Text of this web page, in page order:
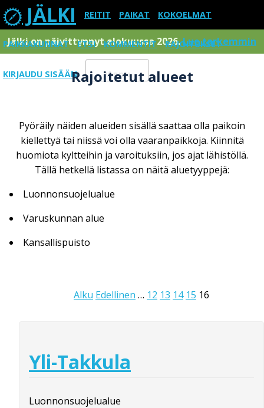
JÄLKI REITIT PAIKAT KOKOELMAT
PAIKKAKUNNAT ETSI KOMMENTIT RAJOITUKSET
KIRJAUDU SISÄÄN Menu
Jälki on päivittynnyt elokuussa 2026.Lue tarkemmin
Rajoitetut alueet
Pyöräily näiden alueiden sisällä saattaa olla paikoin
kiellettyä tai niissä voi olla vaaranpaikkoja. Kiinnitä
huomiota kyltteihin ja varoituksiin, jos ajat lähistöllä.
Tällä hetkellä listassa on näitä aluetyyppejä:
Luonnonsuojelualue
Varuskunnan alue
Kansallispuisto
Alku Edellinen … 12 13 14 15 16
Yli-Takkula
Luonnonsuojelualue